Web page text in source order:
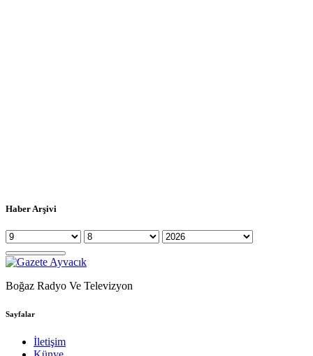
Haber Arşivi
Boğaz Radyo Ve Televizyon
Sayfalar
İletişim